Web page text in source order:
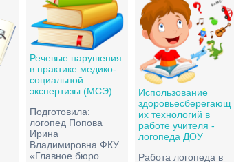
Речевые нарушения
в практике медико-
социальной
экспертизы (МСЭ)
Подготовила:
логопед Попова
Ирина
Владимировна ФКУ
«Главное бюро
Использование
здоровьесберегающ
их технологий в
работе учителя -
логопеда ДОУ
Работа логопеда в